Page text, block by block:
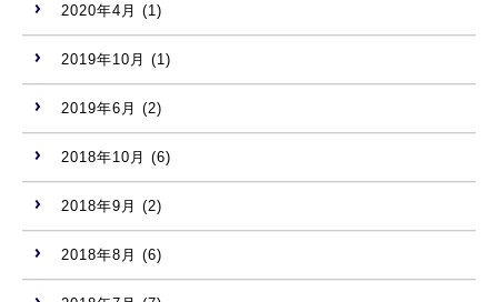
2020年4月 (1)
2019年10月 (1)
2019年6月 (2)
2018年10月 (6)
2018年9月 (2)
2018年8月 (6)